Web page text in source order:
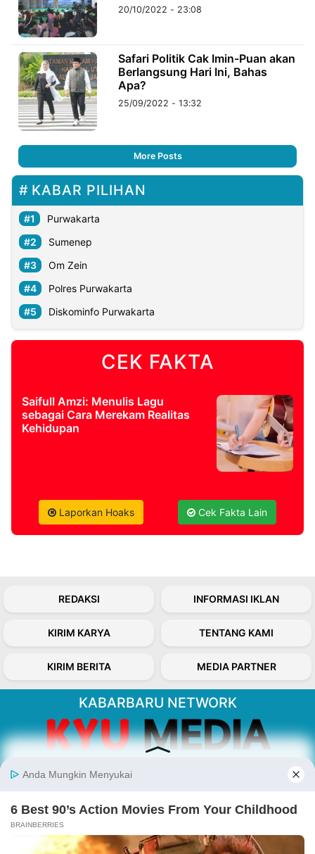
20/10/2022 - 23:08
Safari Politik Cak Imin-Puan akan
Berlangsung Hari Ini, Bahas
Apa?
25/09/2022 - 13:32
More Posts
KABAR PILIHAN
Purwakarta
Sumenep
Om Zein
Polres Purwakarta
Diskominfo Purwakarta
CEK FAKTA
Saifull Amzi: Menulis Lagu
sebagai Cara Merekam Realitas
Kehidupan
Laporkan Hoaks Cek Fakta Lain
REDAKSI INFORMASI IKLAN
KIRIM KARYA TENTANG KAMI
KIRIM BERITA MEDIA PARTNER
KABARBARU NETWORK
Kabarbaru.co menyajikan berita aktual dan
serta terverifikasi dari sumber yang tepat.